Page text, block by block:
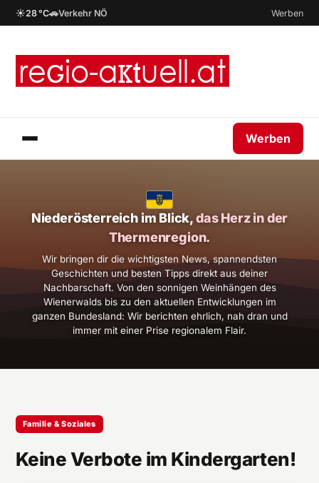
☀28 °C🚗Verkehr NÖ Werben
Werben
Niederösterreich im Blick,das Herz in der
Thermenregion.
Wir bringen dir die wichtigsten News, spannendsten
Geschichten und besten Tipps direkt aus deiner
Nachbarschaft. Von den sonnigen Weinhängen des
Wienerwalds bis zu den aktuellen Entwicklungen im
ganzen Bundesland: Wir berichten ehrlich, nah dran und
immer mit einer Prise regionalem Flair.
Familie & Soziales
Keine Verbote im Kindergarten!